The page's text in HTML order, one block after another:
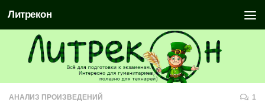
Литрекон
АНАЛИЗ ПРОИЗВЕДЕНИЙ 1